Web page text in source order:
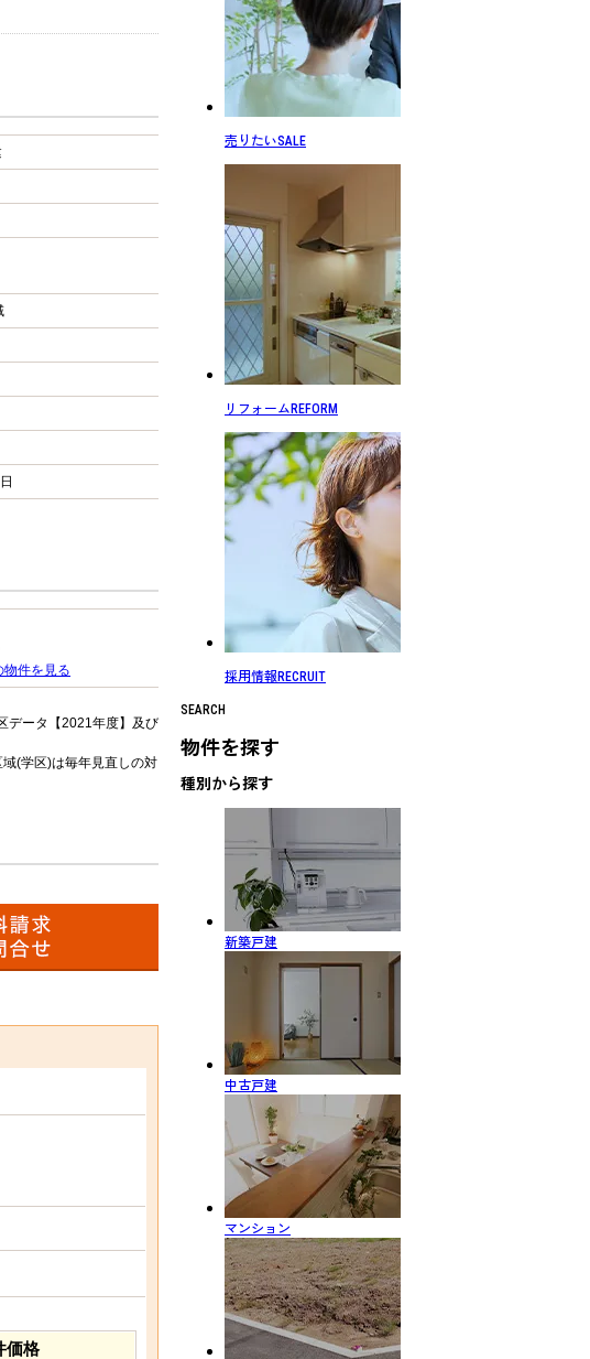
物件を見る
データ【2021年度】及び
(学区)は毎年見直しの対
価格
売りたいSALE
リフォーム REFORM
採用情報 RECRUIT
SEARCH
物件を探す
種別から探す
新築戸建
中古戸建
マンション